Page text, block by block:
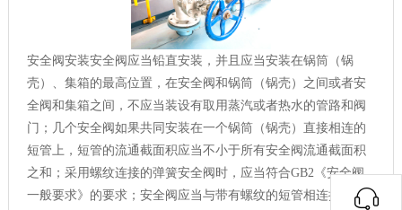
安全阀安装安全阀应当铅直安装，并且应当安装在锅筒（锅
壳）、集箱的最高位置，在安全阀和锅筒（锅壳）之间或者安
全阀和集箱之间，不应当装设有取用蒸汽或者热水的管路和阀
门；几个安全阀如果共同安装在一个锅筒（锅壳）直接相连的
短管上，短管的流通截面积应当不小于所有安全阀流通截面积
之和；采用螺纹连接的弹簧安全阀时，应当符合GB2《安全阀
一般要求》的要求；安全阀应当与带有螺纹的短管相连接，而